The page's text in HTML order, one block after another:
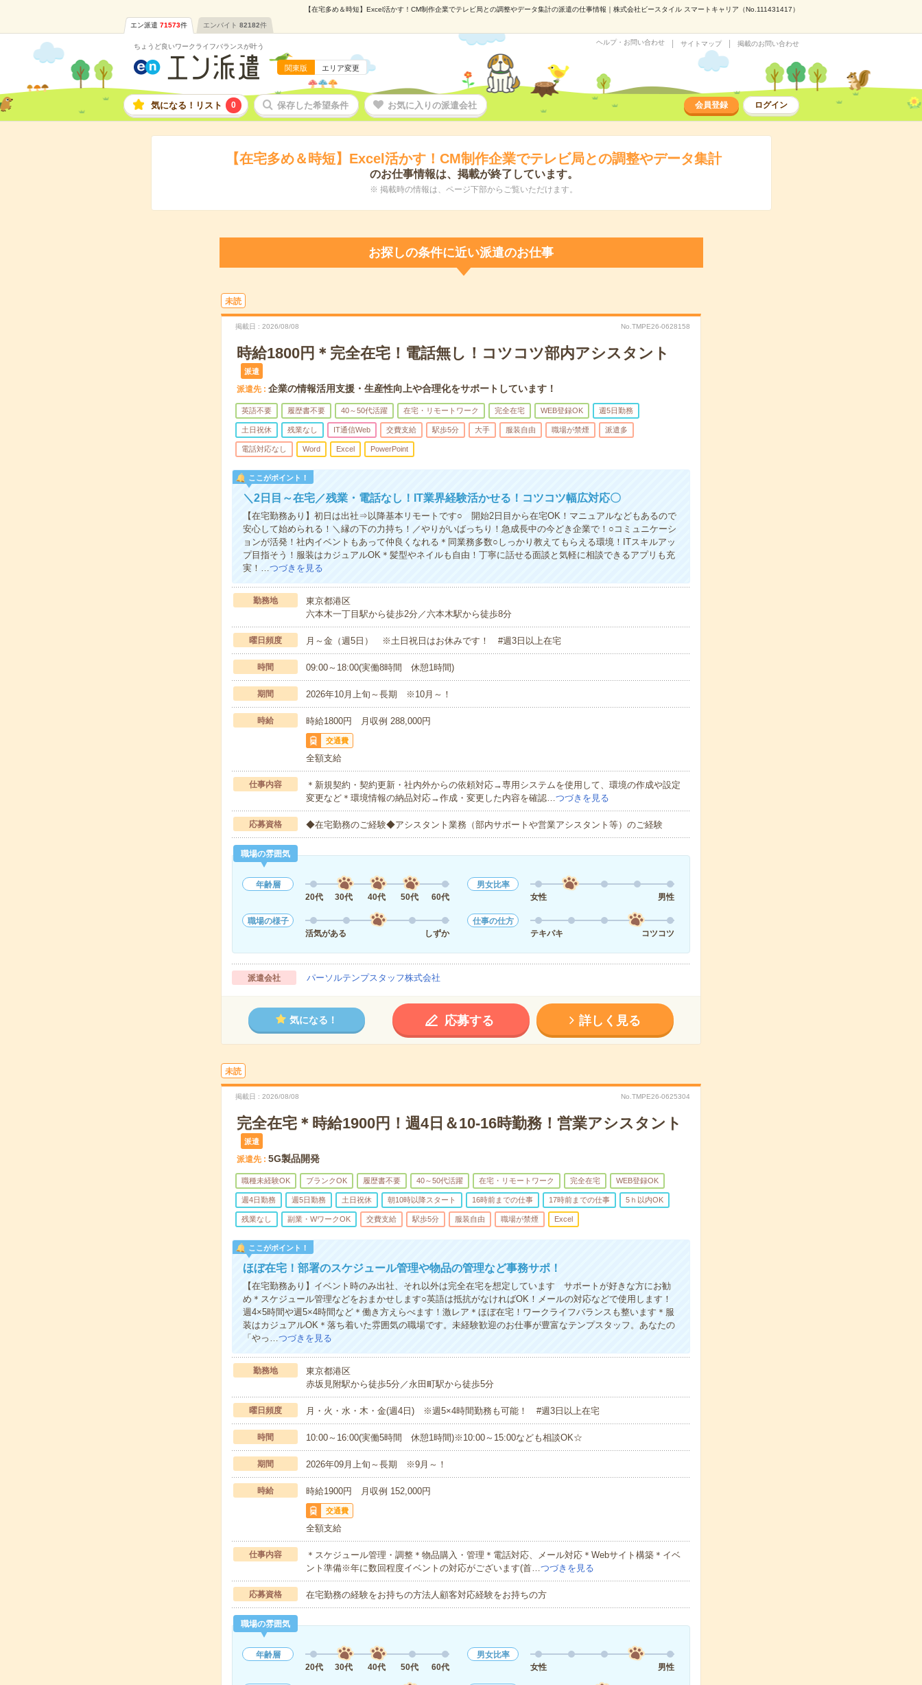
【在宅多め＆時短】Excel活かす！CM制作企業でテレビ局との調整やデータ集計の派遣の仕事情報｜株式会社ビースタイル スマートキャリア（No.111431417）
エン派遣 71573件 エンバイト 82182件
ちょうど良いワークライフバランスが叶う
関東版 エリア変更
ヘルプ・お問い合わせ サイトマップ 掲載のお問い合わせ
気になる！リスト 0 保存した希望条件 お気に入りの派遣会社 会員登録 ログイン
【在宅多め＆時短】Excel活かす！CM制作企業でテレビ局との調整やデータ集計
のお仕事情報は、掲載が終了しています。
※ 掲載時の情報は、ページ下部からご覧いただけます。
お探しの条件に近い派遣のお仕事
未読
掲載日 2026/08/08 No.TMPE26-0628158
時給1800円＊完全在宅！電話無し！コツコツ部内アシスタント
派遣
派遣先 企業の情報活用支援・生産性向上や合理化をサポートしています！
英語不要 履歴書不要 40～50代活躍 在宅・リモートワーク 完全在宅 WEB登録OK 週5日勤務
土日祝休 残業なし IT通信Web 交費支給 駅歩5分 大手 服装自由 職場が禁煙 派遣多
電話対応なし Word Excel PowerPoint
ここがポイント！
＼2日目～在宅／残業・電話なし！IT業界経験活かせる！コツコツ幅広対応〇
【在宅勤務あり】初日は出社⇒以降基本リモートです○ 開始2日目から在宅OK！マニュアルなどもあるので
安心して始められる！＼縁の下の力持ち！／やりがいばっちり！急成長中の今どき企業で！○コミュニケーシ
ョンが活発！社内イベントもあって仲良くなれる＊同業務多数○しっかり教えてもらえる環境！ITスキルアッ
プ目指そう！服装はカジュアルOK＊髪型やネイルも自由！丁寧に話せる面談と気軽に相談できるアプリも充
実！…つづきを見る
勤務地
東京都港区
六本木一丁目駅から徒歩2分／六本木駅から徒歩8分
曜日頻度 月～金（週5日） ※土日祝日はお休みです！ #週3日以上在宅
時間 09:00～18:00(実働8時間 休憩1時間)
期間 2026年10月上旬～長期 ※10月～！
時給 時給1800円 月収例 288,000円
交通費
全額支給
仕事内容
＊新規契約・契約更新・社内外からの依頼対応→専用システムを使用して、環境の作成や設定
変更など＊環境情報の納品対応→作成・変更した内容を確認…つづきを見る
応募資格 ◆在宅勤務のご経験◆アシスタント業務（部内サポートや営業アシスタント等）のご経験
職場の雰囲気
年齢層
20代
30代 40代 50代 60代
男女比率
女性
男性
職場の様子
活気がある
しずか
仕事の仕方
テキパキ
コツコツ
派遣会社 パーソルテンプスタッフ株式会社
気になる！ 応募する 詳しく見る
未読
掲載日 2026/08/08 No.TMPE26-0625304
完全在宅＊時給1900円！週4日＆10-16時勤務！営業アシスタント
派遣
派遣先 5G製品開発
職種未経験OK ブランクOK 履歴書不要 40～50代活躍 在宅・リモートワーク 完全在宅 WEB登録OK
週4日勤務 週5日勤務 土日祝休 朝10時以降スタート 16時前までの仕事 17時前までの仕事 5ｈ以内OK
残業なし 副業・WワークOK 交費支給 駅歩5分 服装自由 職場が禁煙 Excel
ここがポイント！
ほぼ在宅！部署のスケジュール管理や物品の管理など事務サポ！
【在宅勤務あり】イベント時のみ出社、それ以外は完全在宅を想定しています サポートが好きな方にお勧
め＊スケジュール管理などをおまかせします○英語は抵抗がなければOK！メールの対応などで使用します！
週4×5時間や週5×4時間など＊働き方えらべます！激レア＊ほぼ在宅！ワークライフバランスも整います＊服
装はカジュアルOK＊落ち着いた雰囲気の職場です。未経験歓迎のお仕事が豊富なテンプスタッフ。あなたの
「やっ…つづきを見る
勤務地
東京都港区
赤坂見附駅から徒歩5分／永田町駅から徒歩5分
曜日頻度 月・火・水・木・金(週4日) ※週5×4時間勤務も可能！ #週3日以上在宅
時間 10:00～16:00(実働5時間 休憩1時間)※10:00～15:00なども相談OK☆
期間 2026年09月上旬～長期 ※9月～！
時給 時給1900円 月収例 152,000円
交通費
全額支給
仕事内容
＊スケジュール管理・調整＊物品購入・管理＊電話対応、メール対応＊Webサイト構築＊イベ
ント準備※年に数回程度イベントの対応がございます(首…つづきを見る
応募資格 在宅勤務の経験をお持ちの方法人顧客対応経験をお持ちの方
職場の雰囲気
年齢層
20代
30代 40代 50代 60代
男女比率
女性
男性